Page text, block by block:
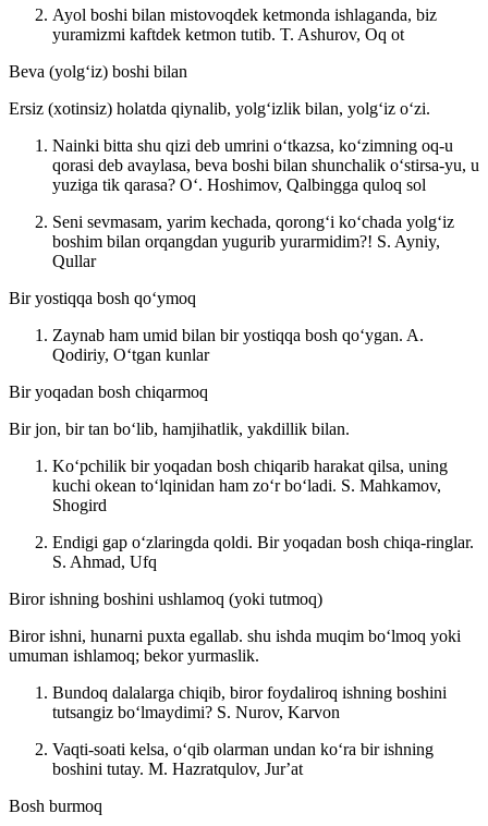
Ayol boshi bilan mistovoqdek ketmonda ishlaganda, biz
yuramizmi kaftdek ketmon tutib. T. Ashurov, Oq ot
Beva (yolgʻiz) boshi bilan
Ersiz (xotinsiz) holatda qiynalib, yolgʻizlik bilan, yolgʻiz oʻzi.
Nainki bitta shu qizi deb umrini oʻtkazsa, koʻzimning oq-u
qorasi deb avaylasa, beva boshi bilan shunchalik oʻstirsa-yu, u
yuziga tik qarasa? Oʻ. Hoshimov, Qalbingga quloq sol
Seni sevmasam, yarim kechada, qorongʻi koʻchada yolgʻiz
boshim bilan orqangdan yugurib yurarmidim?! S. Ayniy,
Qullar
Bir yostiqqa bosh qoʻymoq
Zaynab ham umid bilan bir yostiqqa bosh qoʻygan. A.
Qodiriy, Oʻtgan kunlar
Bir yoqadan bosh chiqarmoq
Bir jon, bir tan boʻlib, hamjihatlik, yakdillik bilan.
Koʻpchilik bir yoqadan bosh chiqarib harakat qilsa, uning
kuchi okean toʻlqinidan ham zoʻr boʻladi. S. Mahkamov,
Shogird
Endigi gap oʻzlaringda qoldi. Bir yoqadan bosh chiqa-ringlar.
S. Ahmad, Ufq
Biror ishning boshini ushlamoq (yoki tutmoq)
Biror ishni, hunarni puxta egallab. shu ishda muqim boʻlmoq yoki
umuman ishlamoq; bekor yurmaslik.
Bundoq dalalarga chiqib, biror foydaliroq ishning boshini
tutsangiz boʻlmaydimi? S. Nurov, Karvon
Vaqti-soati kelsa, oʻqib olarman undan koʻra bir ishning
boshini tutay. M. Hazratqulov, Jurʼat
Bosh burmoq